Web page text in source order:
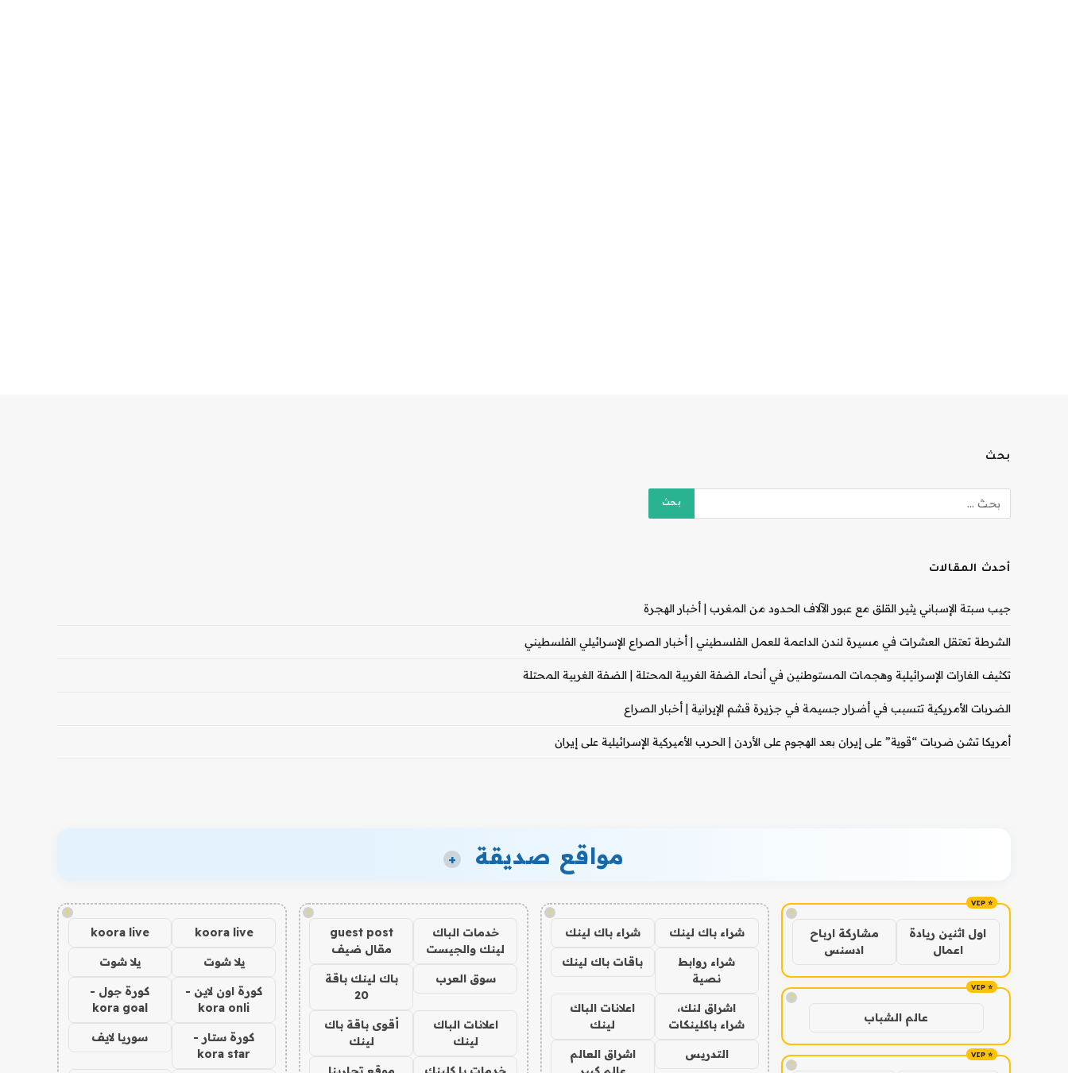
بحث
أحدث المقالات
جيب سبتة الإسباني يثير القلق مع عبور الآلاف الحدود من المغرب | أخبار الهجرة
الشرطة تعتقل العشرات في مسيرة لندن الداعمة للعمل الفلسطيني | أخبار الصراع الإسرائيلي الفلسطيني
تكثيف الغارات الإسرائيلية وهجمات المستوطنين في أنحاء الضفة الغربية المحتلة | الضفة الغربية المحتلة
الضربات الأمريكية تتسبب في أضرار جسيمة في جزيرة قشم الإيرانية | أخبار الصراع
أمريكا تشن ضربات “قوية” على إيران بعد الهجوم على الأردن | الحرب الأميركية الإسرائيلية على إيران
مواقع صديقة +
!
اول اثنين ريادة
اعمال
مشاركة ارباح
ادسنس
!
عالم الشباب
!
!
شراء باك لينك شراء باك لينك
شراء روابط
نصية
باقات باك لينك
اشراق لنك،
شراء باكلينكات
اعلانات الباك
لينك
التدريس
اشراق العالم
!
خدمات الباك
لينك والجيست
guest post
مقال ضيف
سوق العرب
باك لينك باقة
20
اعلانات الباك
لينك
أقوى باقة باك
لينك
!
koora live
koora live
يلا شوت يلا شوت
كورة اون لاين -
kora onli
كورة جول -
kora goal
كورة ستار -
kora star
سوريا لايف